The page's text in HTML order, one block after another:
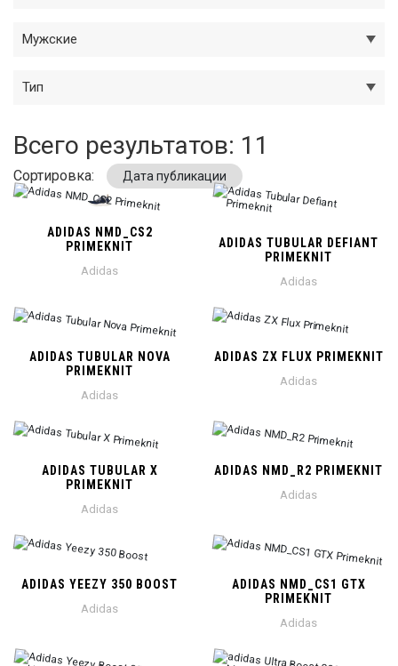
Мужские
Тип
Всего результатов: 11
Сортировка: Дата публикации
ADIDAS NMD_CS2
PRIMEKNIT
Adidas
ADIDAS TUBULAR DEFIANT
PRIMEKNIT
Adidas
ADIDAS TUBULAR NOVA
PRIMEKNIT
Adidas
ADIDAS ZX FLUX PRIMEKNIT
Adidas
ADIDAS TUBULAR X
PRIMEKNIT
Adidas
ADIDAS NMD_R2 PRIMEKNIT
Adidas
ADIDAS YEEZY 350 BOOST
Adidas
ADIDAS NMD_CS1 GTX
PRIMEKNIT
Adidas